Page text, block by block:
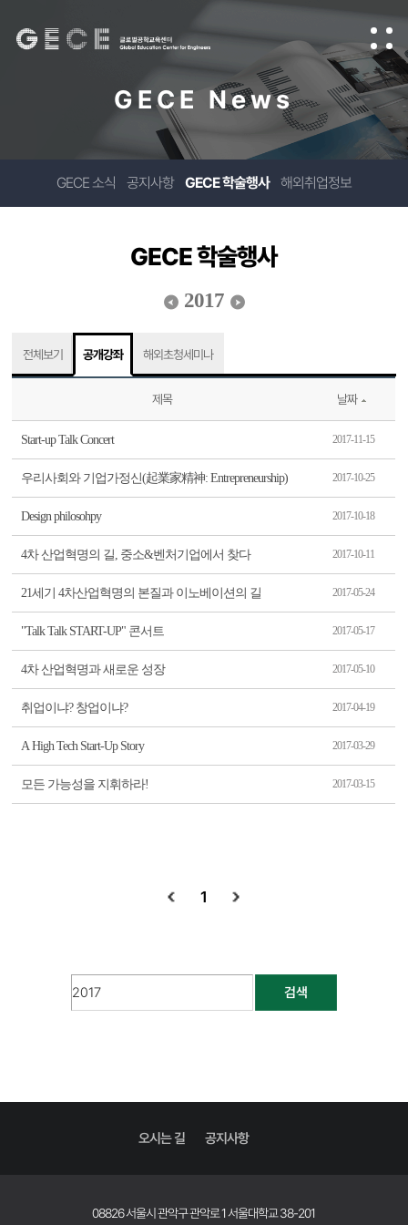
GECE News
GECE 소식 공지사항 GECE 학술행사 해외취업정보
GECE 학술행사
2017
전체보기 공개강좌 해외초청세미나
제목 날짜
Start-up Talk Concert 2017-11-15
우리사회와 기업가정신(起業家精神: Entrepreneurship) 2017-10-25
Design philosohpy 2017-10-18
4차 산업혁명의 길, 중소&벤처기업에서 찾다 2017-10-11
21세기 4차산업혁명의 본질과 이노베이션의 길 2017-05-24
"Talk Talk START-UP" 콘서트 2017-05-17
4차 산업혁명과 새로운 성장 2017-05-10
취업이냐? 창업이냐? 2017-04-19
A High Tech Start-Up Story 2017-03-29
모든 가능성을 지휘하라! 2017-03-15
1
검색
오시는 길 공지사항
08826 서울시 관악구 관악로 1 서울대학교 38-201